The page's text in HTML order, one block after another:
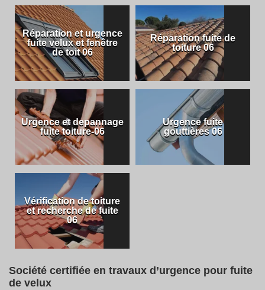
Réparation et urgence
fuite velux et fenêtre
de toit 06
Réparation fuite de
toiture 06
Urgence et depannage
fuite toiture-06
Urgence fuite
gouttières 06
Vérification de toiture
et recherche de fuite
06
Société certifiée en travaux d’urgence pour fuite
de velux